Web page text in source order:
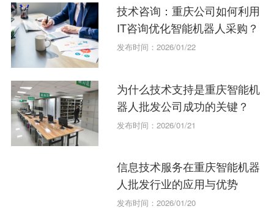
技术咨询：重庆公司如何利用
IT咨询优化智能机器人采购？
发布时间：2026/01/22
为什么技术支持是重庆智能机
器人批发公司成功的关键？
发布时间：2026/01/21
信息技术服务在重庆智能机器
人批发行业的应用与优势
发布时间：2026/01/20